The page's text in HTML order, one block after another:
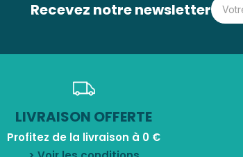
Recevez notre newsletter
LIVRAISON OFFERTE
Profitez de la livraison à 0 €